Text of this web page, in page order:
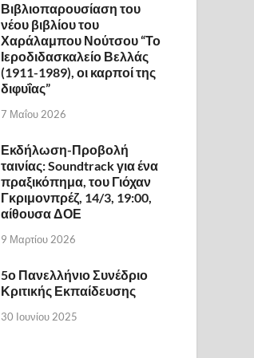
Βιβλιοπαρουσίαση του
νέου βιβλίου του
Χαράλαμπου Νούτσου “Το
Ιεροδιδασκαλείο Βελλάς
(1911-1989), οι καρποί της
διφυΐας”
7 Μαΐου 2026
Εκδήλωση-Προβολή
ταινίας: Soundtrack για ένα
πραξικόπημα, του Γιόχαν
Γκριμονπρέζ, 14/3, 19:00,
αίθουσα ΔΟΕ
9 Μαρτίου 2026
5ο Πανελλήνιο Συνέδριο
Κριτικής Εκπαίδευσης
30 Ιουνίου 2025